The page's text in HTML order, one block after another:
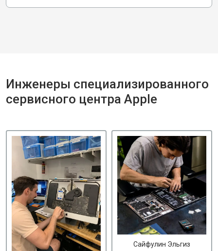
Инженеры специализированного
сервисного центра Apple
Сайфулин Эльгиз